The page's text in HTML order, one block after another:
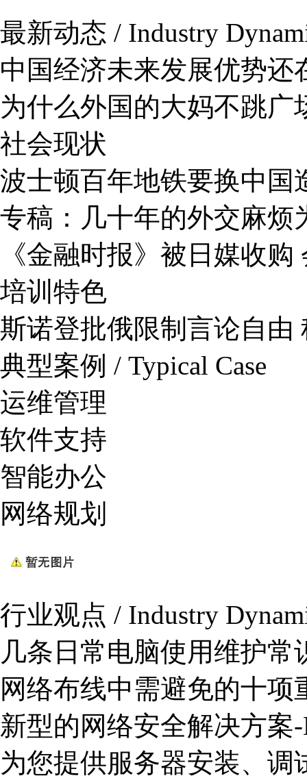
最新动态 / Industry
中国经济未来发展优势还
为什么外国的大妈不跳广
社会现状
波士顿百年地铁要换中国
专稿：几十年的外交麻烦
《金融时报》被日媒收购
培训特色
斯诺登批俄限制言论自由
典型案例 / Typical Case
运维管理
软件支持
智能办公
网络规划
行业观点 / Industry
几条日常电脑使用维护常
网络布线中需避免的十项
新型的网络安全解决方案
为您提供服务器安装、调